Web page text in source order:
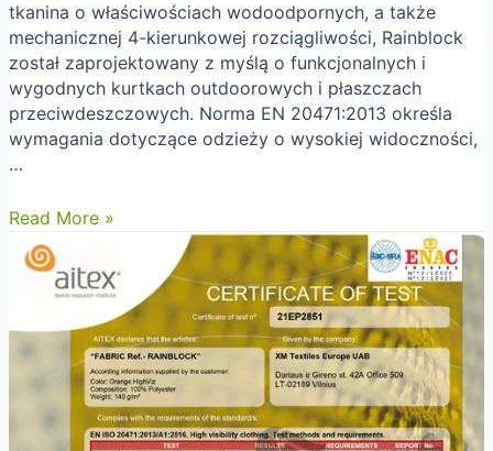
tkanina o właściwościach wodoodpornych, a także
mechanicznej 4-kierunkowej rozciągliwości, Rainblock
został zaprojektowany z myślą o funkcjonalnych i
wygodnych kurtkach outdoorowych i płaszczach
przeciwdeszczowych. Norma EN 20471:2013 określa
wymagania dotyczące odzieży o wysokiej widoczności,
…
RainBlock-
140
HV
Pomarańczowy
EN
Read More »